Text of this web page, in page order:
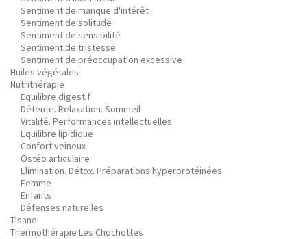
Sentiment de manque d'intérêt
Sentiment de solitude
Sentiment de sensibilité
Sentiment de tristesse
Sentiment de préoccupation excessive
Huiles végétales
Nutrithérapie
Equilibre digestif
Détente. Relaxation. Sommeil
Vitalité. Performances intellectuelles
Equilibre lipidique
Confort veineux
Ostéo articulaire
Elimination. Détox. Préparations hyperprotéinées
Femme
Enfants
Défenses naturelles
Tisane
Thermothérapie Les Chochottes